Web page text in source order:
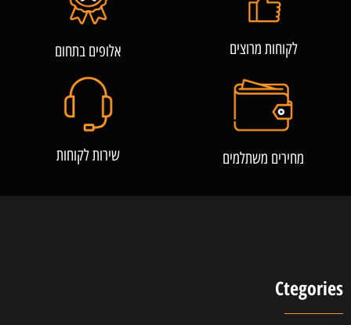
לקוחות מרוצים אלופים בתחום
מחירים משתלמים שירות לקוחות
Ctegories